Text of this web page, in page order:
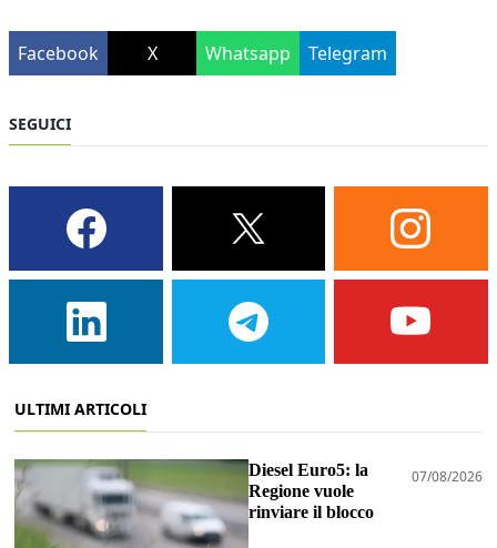
Facebook X Whatsapp Telegram
SEGUICI
ULTIMI ARTICOLI
Diesel Euro5: la
Regione vuole
rinviare il blocco
07/08/2026